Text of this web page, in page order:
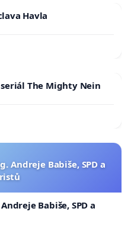
Havla
The Mighty Nein
Andreje Babiše, SPD a
Babiše, SPD a